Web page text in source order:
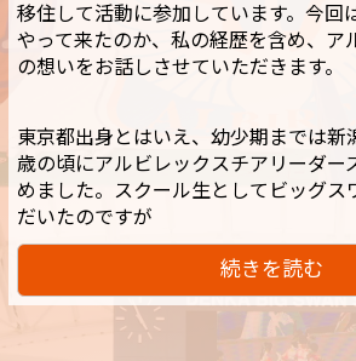
移住して活動に参加しています。今回
やって来たのか、私の経歴を含め、ア
の想いをお話しさせていただきます。
東京都出身とはいえ、幼少期までは新
歳の頃にアルビレックスチアリーダー
めました。スクール生としてビッグス
だいたのですが
続きを読む